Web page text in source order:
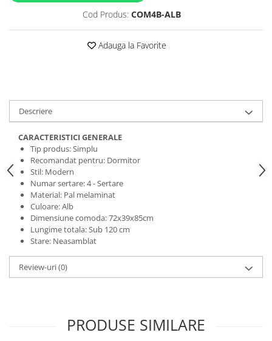
Cod Produs: COM4B-ALB
Adauga la Favorite
Descriere
CARACTERISTICI GENERALE
Tip produs: Simplu
Recomandat pentru: Dormitor
Stil: Modern
Numar sertare: 4 - Sertare
Material: Pal melaminat
Culoare: Alb
Dimensiune comoda: 72x39x85cm
Lungime totala: Sub 120 cm
Stare: Neasamblat
Review-uri(0)
PRODUSE SIMILARE